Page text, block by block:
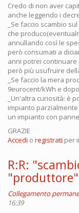
Credo di non aver
anche leggendo i
_Se faccio scambio
che
annullando così le
però consumati a
anni potrei
però più usufruire
_Se faccio la mera
9eurocent/kWh e
_Un'altra curiosità: è
impianto
un impianto con
GRAZIE
Accedi o registrati per
R:R:
"produttore"
Collegamento
16:39